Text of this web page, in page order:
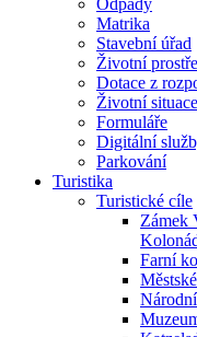
Odpady
Matrika
Stavební úřad
Životní
Dotace z
Životní situace
Formuláře
Digitální
Parkování
Turistika
Turistické cíle
Zámek
Farní